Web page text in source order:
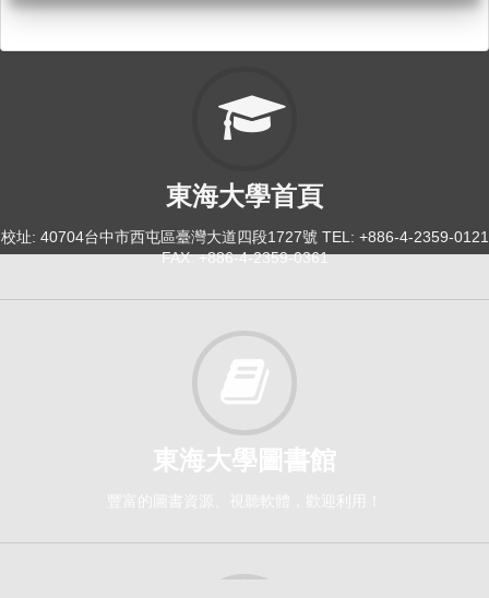
東海大學首頁
校址: 40704台中市西屯區臺灣大道四段1727號 TEL: +886-4-2359-0121
FAX: +886-4-2359-0361
東海大學圖書館
豐富的圖書資源、視聽軟體，歡迎利用！